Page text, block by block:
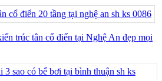
trúc tân cổ điển tại Nghệ An đẹp mọi